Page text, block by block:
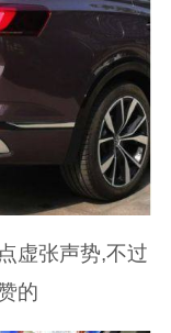
虚张声势,不过
的